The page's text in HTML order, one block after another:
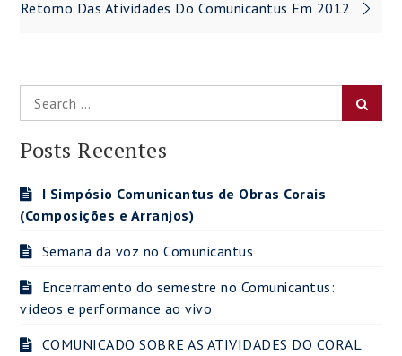
de
Retorno Das Atividades Do Comunicantus Em 2012
Search
for:
Posts Recentes
I Simpósio Comunicantus de Obras Corais
(Composições e Arranjos)
Semana da voz no Comunicantus
Encerramento do semestre no Comunicantus:
vídeos e performance ao vivo
COMUNICADO SOBRE AS ATIVIDADES DO CORAL